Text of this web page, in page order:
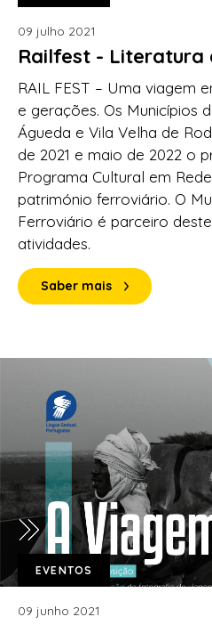
09 julho 2021
Railfest - Literatura
RAIL FEST – Uma viagem
e gerações. Os Municípios
Águeda e Vila Velha de
de 2021 e maio de 2022 o
Programa Cultural em
património ferroviário. O
Ferroviário é parceiro
atividades.
Saber mais
EVENTOS
09 junho 2021